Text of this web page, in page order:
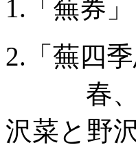
1.「蕪券
2.「蕪四
春、夏
沢菜と野